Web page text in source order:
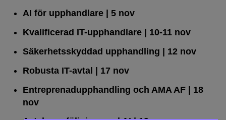
AI för upphandlare| 5 nov
Kvalificerad IT-upphandlare| 10-11 nov
Säkerhetsskyddad upphandling | 12 nov
Robusta IT-avtal | 17 nov
Entreprenadupphandling och AMA AF| 18
nov